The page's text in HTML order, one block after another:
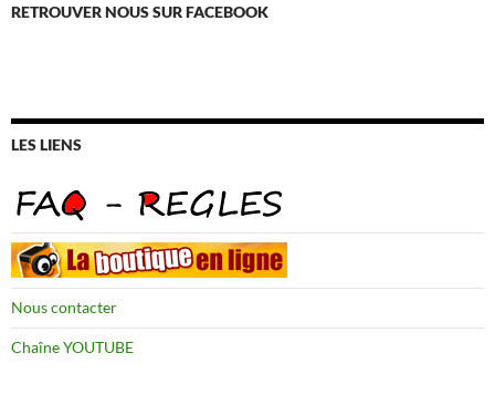
RETROUVER NOUS SUR FACEBOOK
LES LIENS
Nous contacter
Chaîne YOUTUBE